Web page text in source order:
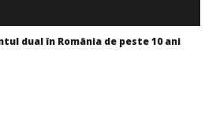
dual în România de peste 10 ani